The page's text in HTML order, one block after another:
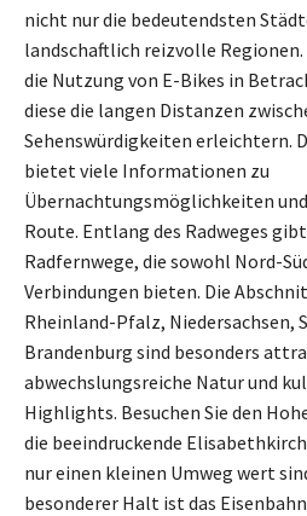
nicht nur die bedeutendsten
landschaftlich reizvolle
die Nutzung von E-Bikes in
diese die langen Distanzen
Sehenswürdigkeiten erleichtern.
bietet viele Informationen zu
Übernachtungsmöglichkeiten
Route. Entlang des Radweges
Radfernwege, die sowohl Nord-
Verbindungen bieten. Die
Rheinland-Pfalz, Niedersachsen,
Brandenburg sind besonders
abwechslungsreiche Natur und
Highlights. Besuchen Sie den
die beeindruckende
nur einen kleinen Umweg wert
besonderer Halt ist das